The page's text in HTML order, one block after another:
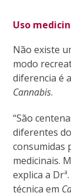
Uso
Não existe
modo
diferencia é
Cannabis.
“São
diferentes
consumidas
medicinais.
explica a
técnica em